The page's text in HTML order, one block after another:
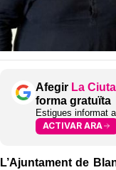
Afegir La
forma gratuïta
Estigues informat
ACTIVAR ARA
L’Ajuntament de